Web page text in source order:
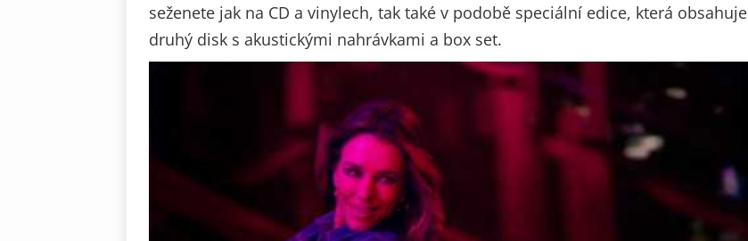
seženete jak na CD a vinylech, tak také v podobě speciální edice, která obsahuje
druhý disk s akustickými nahrávkami a box set.